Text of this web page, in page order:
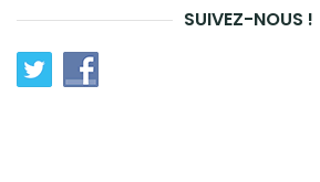
SUIVEZ-NOUS !